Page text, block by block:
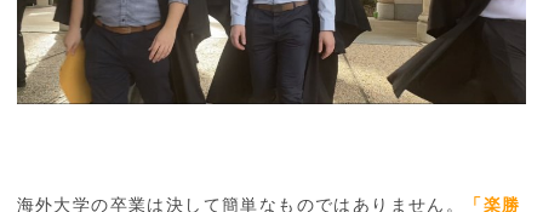
海外大学の卒業は決して簡単なものではありません。
「楽勝